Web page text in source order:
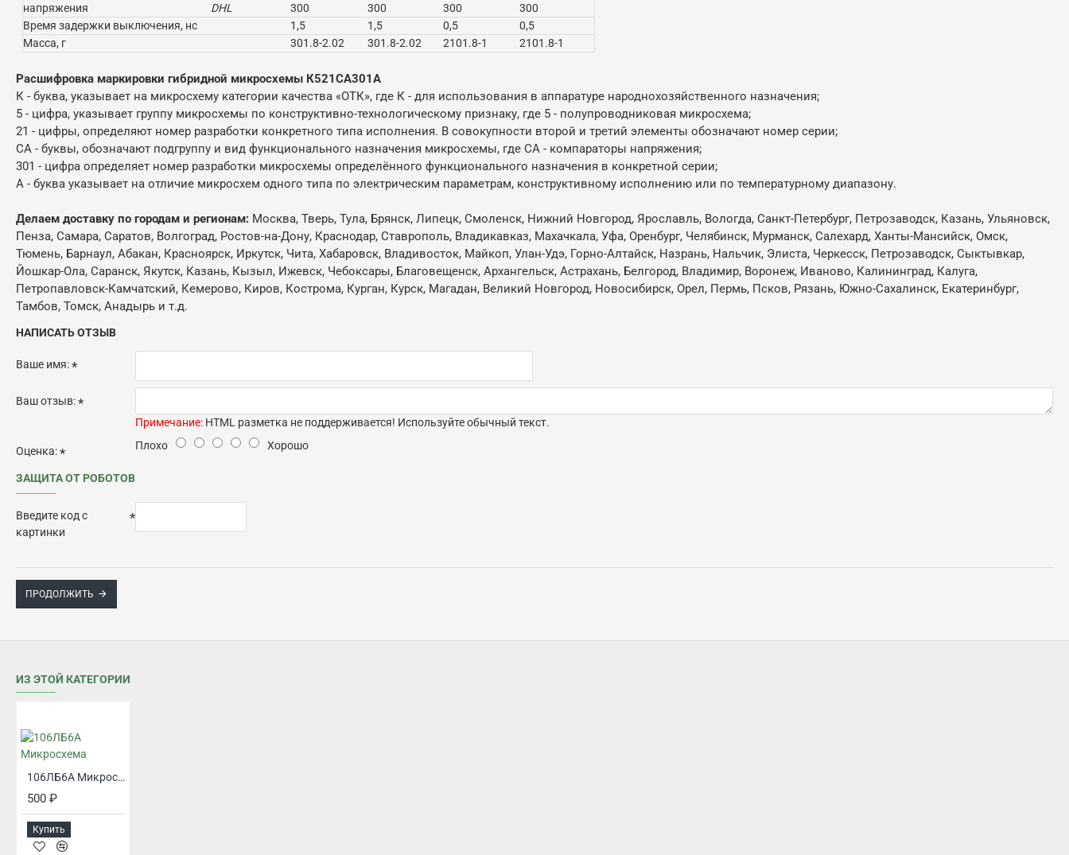
напряжения DHL 300 300 300
300
Время задержки выключения, нс
1,5 1,5 0,5
0,5
Масса, г
301.8-2.02 301.8-2.02 2101.8-1 2101.8-1
Расшифровка маркировки гибридной микросхемы К521СА301А
К - буква, указывает на микросхему категории качества «ОТК», где К - для использования в аппаратуре народнохозяйственного назначения;
5 - цифра, указывает группу микросхемы по конструктивно-технологическому признаку, где 5 - полупроводниковая микросхема;
21 - цифры, определяют номер разработки конкретного типа исполнения. В совокупности второй и третий элементы обозначают номер серии;
СА - буквы, обозначают подгруппу и вид функционального назначения микросхемы, где CА - компараторы напряжения;
301 - цифра определяет номер разработки микросхемы определённого функционального назначения в конкретной серии;
А - буква указывает на отличие микросхем одного типа по электрическим параметрам, конструктивному исполнению или по температурному диапазону.
Делаем доставку по городам и регионам: Москва, Тверь, Тула, Брянск, Липецк, Смоленск, Нижний Новгород, Ярославль, Вологда, Санкт-Петербург, Петрозаводск, Казань, Ульяновск,
Пенза, Самара, Саратов, Волгоград, Ростов-на-Дону, Краснодар, Ставрополь, Владикавказ, Махачкала, Уфа, Оренбург, Челябинск, Мурманск, Салехард, Ханты-Мансийск, Омск,
Тюмень, Барнаул, Абакан, Красноярск, Иркутск, Чита, Хабаровск, Владивосток, Майкоп, Улан-Удэ, Горно-Алтайск, Назрань, Нальчик, Элиста, Черкесск, Петрозаводск, Сыктывкар,
Йошкар-Ола, Саранск, Якутск, Казань, Кызыл, Ижевск, Чебоксары, Благовещенск, Архангельск, Астрахань, Белгород, Владимир, Воронеж, Иваново, Калининград, Калуга,
Петропавловск-Камчатский, Кемерово, Киров, Кострома, Курган, Курск, Магадан, Великий Новгород, Новосибирск, Орел, Пермь, Псков, Рязань, Южно-Сахалинск, Екатеринбург,
Тамбов, Томск, Анадырь и т.д.
НАПИСАТЬ ОТЗЫВ
Ваше имя:
Ваш отзыв:
Примечание: HTML разметка не поддерживается! Используйте обычный текст.
Оценка: Плохо Хорошо
ЗАЩИТА ОТ РОБОТОВ
Введите код с
картинки
ПРОДОЛЖИТЬ
ИЗ ЭТОЙ КАТЕГОРИИ
106ЛБ6А Микросхема
500 ₽
Купить